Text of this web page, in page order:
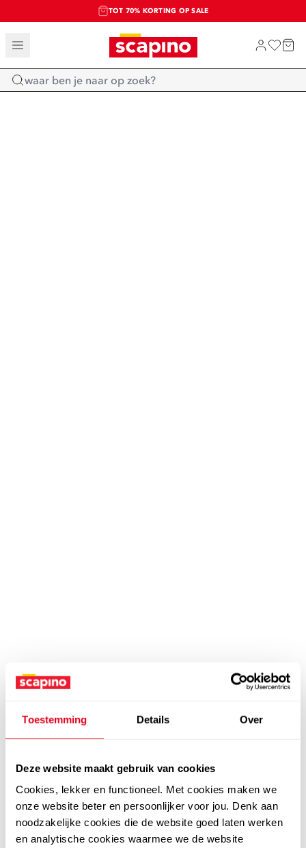
Toestemming Details Over
Deze website maakt gebruik van cookies
Cookies, lekker en functioneel. Met cookies maken we
onze website beter en persoonlijker voor jou. Denk aan
noodzakelijke cookies die de website goed laten werken
en analytische cookies waarmee we de website
TOT 70% KORTING OP SALE
SALE: LAATSTE KANS!
SHOP NIEUW
Home